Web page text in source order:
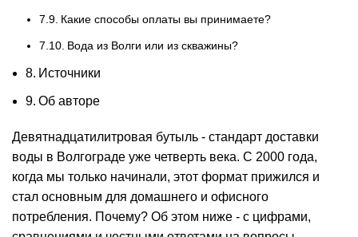
Какие способы оплаты вы принимаете?
Вода из Волги или из скважины?
Источники
Об авторе
Девятнадцатилитровая бутыль - стандарт доставки
воды в Волгограде уже четверть века. С 2000 года,
когда мы только начинали, этот формат прижился и
стал основным для домашнего и офисного
потребления. Почему? Об этом ниже - с цифрами,